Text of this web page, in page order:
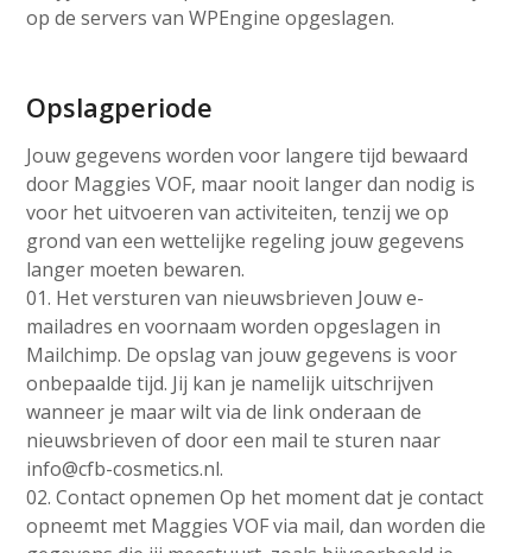
op de servers van WPEngine opgeslagen.
Opslagperiode
Jouw gegevens worden voor langere tijd bewaard
door Maggies VOF, maar nooit langer dan nodig is
voor het uitvoeren van activiteiten, tenzij we op
grond van een wettelijke regeling jouw gegevens
langer moeten bewaren.
01. Het versturen van nieuwsbrieven Jouw e-
mailadres en voornaam worden opgeslagen in
Mailchimp. De opslag van jouw gegevens is voor
onbepaalde tijd. Jij kan je namelijk uitschrijven
wanneer je maar wilt via de link onderaan de
nieuwsbrieven of door een mail te sturen naar
info@cfb-cosmetics.nl.
02. Contact opnemen Op het moment dat je contact
opneemt met Maggies VOF via mail, dan worden die